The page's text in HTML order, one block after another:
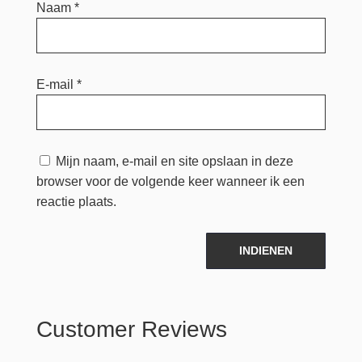
Naam *
E-mail *
Mijn naam, e-mail en site opslaan in deze
browser voor de volgende keer wanneer ik een
reactie plaats.
INDIENEN
Customer Reviews